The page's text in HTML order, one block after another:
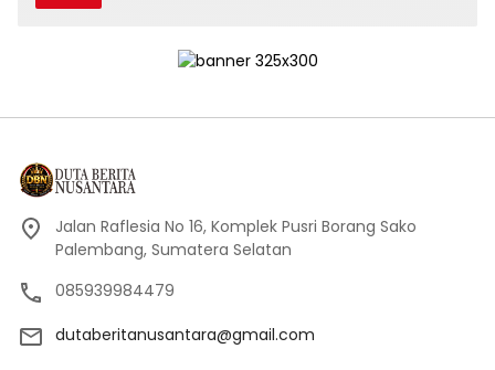
Jalan Raflesia No 16, Komplek Pusri Borang Sako
Palembang, Sumatera Selatan
085939984479
dutaberitanusantara@gmail.com